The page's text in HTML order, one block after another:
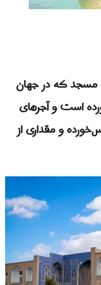
که در جهان
است و آجرهای
و مقداری از